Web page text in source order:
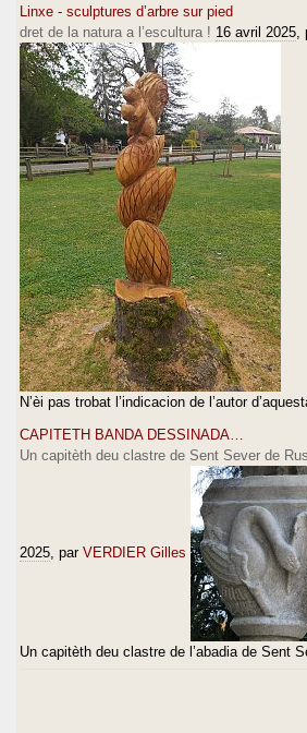
Linxe - sculptures d’arbre sur pied
dret de la natura a l’escultura ! 16 avril 2025
N’èi pas trobat l’indicacion de l’autor
CAPITETH BANDA DESSINADA…
Un capitèth deu clastre de Sent Sever de
2025 , par VERDIER Gilles
Un capitèth deu clastre de l’abadia de Sent